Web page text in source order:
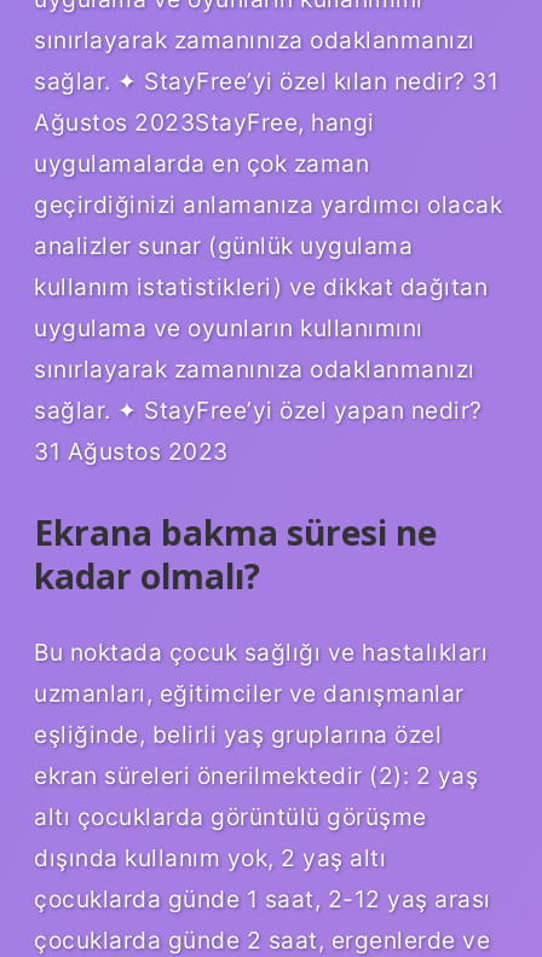
sınırlayarak zamanınıza odaklanmanızı
sağlar. ✦ StayFree’yi özel kılan nedir? 31
Ağustos 2023StayFree, hangi
uygulamalarda en çok zaman
geçirdiğinizi anlamanıza yardımcı olacak
analizler sunar (günlük uygulama
kullanım istatistikleri) ve dikkat dağıtan
uygulama ve oyunların kullanımını
sınırlayarak zamanınıza odaklanmanızı
sağlar. ✦ StayFree’yi özel yapan nedir?
31 Ağustos 2023
Ekrana bakma süresi ne
kadar olmalı?
Bu noktada çocuk sağlığı ve hastalıkları
uzmanları, eğitimciler ve danışmanlar
eşliğinde, belirli yaş gruplarına özel
ekran süreleri önerilmektedir (2): 2 yaş
altı çocuklarda görüntülü görüşme
dışında kullanım yok, 2 yaş altı
çocuklarda günde 1 saat, 2-12 yaş arası
çocuklarda günde 2 saat, ergenlerde ve